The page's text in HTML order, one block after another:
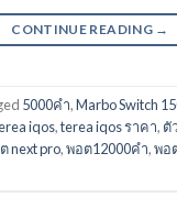
CONTINUE READING →
5000คำ,Marbo Switch
iqos,terea iqos ราคา, ตั
next pro,พอต12000คํา,พอ